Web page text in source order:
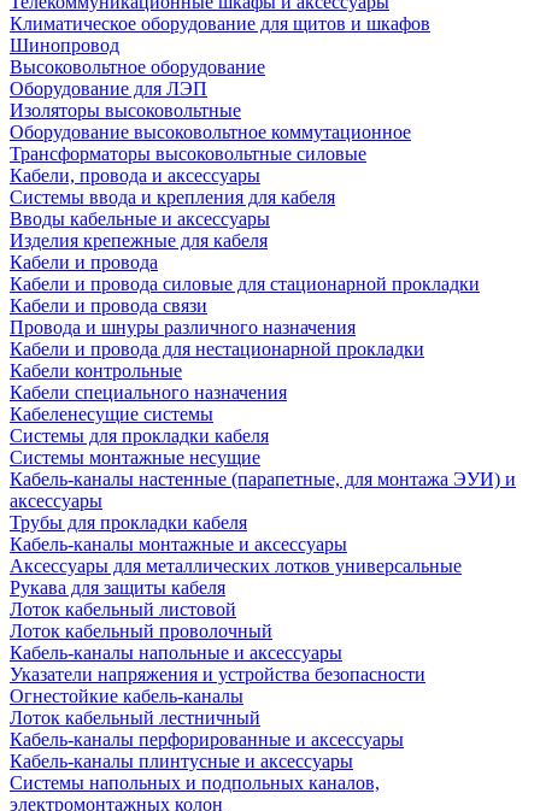
Климатическое оборудование для щитов и шкафов
Шинопровод
Высоковольтное оборудование
Оборудование для ЛЭП
Изоляторы высоковольтные
Оборудование высоковольтное коммутационное
Трансформаторы высоковольтные силовые
Кабели, провода и аксессуары
Системы ввода и крепления для кабеля
Вводы кабельные и аксессуары
Изделия крепежные для кабеля
Кабели и провода
Кабели и провода силовые для стационарной прокладки
Кабели и провода связи
Провода и шнуры различного назначения
Кабели и провода для нестационарной прокладки
Кабели контрольные
Кабели специального назначения
Кабеленесущие системы
Системы для прокладки кабеля
Системы монтажные несущие
Кабель-каналы настенные (парапетные, для монтажа ЭУИ) и
аксессуары
Трубы для прокладки кабеля
Кабель-каналы монтажные и аксессуары
Аксессуары для металлических лотков универсальные
Рукава для защиты кабеля
Лоток кабельный листовой
Лоток кабельный проволочный
Кабель-каналы напольные и аксессуары
Указатели напряжения и устройства безопасности
Огнестойкие кабель-каналы
Лоток кабельный лестничный
Кабель-каналы перфорированные и аксессуары
Кабель-каналы плинтусные и аксессуары
Системы напольных и подпольных каналов,
электромонтажных колон